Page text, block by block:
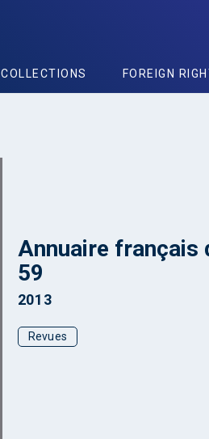
COLLECTIONS FOREIGN
Annuaire français
59
2013
Revues